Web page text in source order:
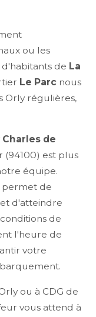
ou les
de La
Le Parc nous
Orly régulières,
Charles de
(94100) est plus
équipe.
permet de
d'atteindre
de
l'heure de
votre
ou à CDG de
vous attend à